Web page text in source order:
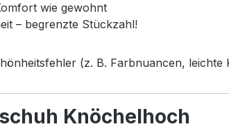
wie gewohnt
– begrenzte Stückzahl!
(z. B. Farbnuancen,
Knöchelhoch